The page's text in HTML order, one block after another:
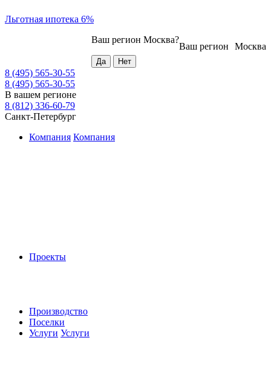
Льготная ипотека 6%
Москва
Ваш регион
Ваш регион Москва?
8 (495) 565-30-55
8 (495) 565-30-55
В вашем регионе
8 (812) 336-60-79
Санкт-Петербург
Компания Компания
Проекты
Производство
Поселки
Услуги Услуги